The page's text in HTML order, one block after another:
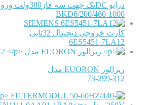
درایو DCتک جهت سه فاز380ولت ورودی وخروجی 200آمپر
BKD6/200/460-1000
SIEMENS
کارت خروجی دیجیتال 32تایی
6ES5451-7LA12
ریزالور EUORON مدل
73-299-312